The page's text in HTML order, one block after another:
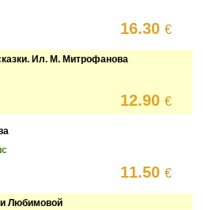
16.30€
Ил. М. Митрофанова
12.90€
11.50€
Любимовой